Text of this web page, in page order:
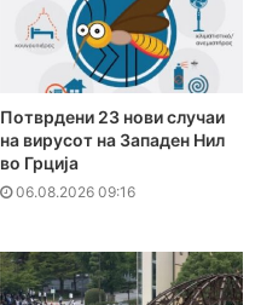
Потврдени 23 нови случаи
на вирусот на Западен Нил
во Грција
06.08.2026 09:16